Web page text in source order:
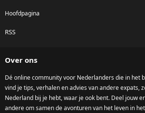
Hoofdpagina
RSS
Over ons
Dé online community voor Nederlanders die in het
vind je tips, verhalen en advies van andere expats,
Nederland bij je hebt, waar je ook bent. Deel jouw
andere om samen de avonturen van het leven in